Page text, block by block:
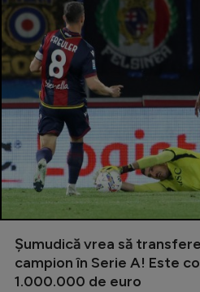
Șumudică vrea să
campion în Serie A! Este
1.000.000 de euro